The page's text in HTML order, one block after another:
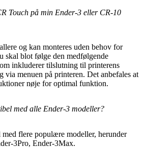
Touch på min Ender-3 eller CR-10
og kan monteres uden behov for
skal blot følge den medfølgende
inkluderer tilslutning til printerens
menuen på printeren. Det anbefales at
nøje for optimal funktion.
med alle Ender-3 modeller?
flere populære modeller, herunder
3Pro, Ender-3Max.